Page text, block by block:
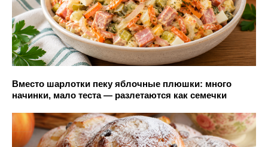
Вместо шарлотки пеку яблочные плюшки: много
начинки, мало теста — разлетаются как семечки